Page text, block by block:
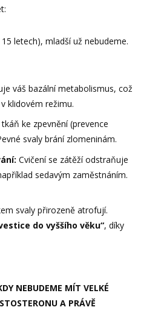
letech), mladší už nebudeme.
váš bazální metabolismus, což
klidovém režimu.
ke zpevnění (prevence
svaly brání zlomeninám.
Cvičení se zátěží odstraňuje
sedavým zaměstnáním.
svaly přirozeně atrofují.
do vyššího věku“, díky
NEBUDEME MÍT VELKÉ
A PRÁVĚ